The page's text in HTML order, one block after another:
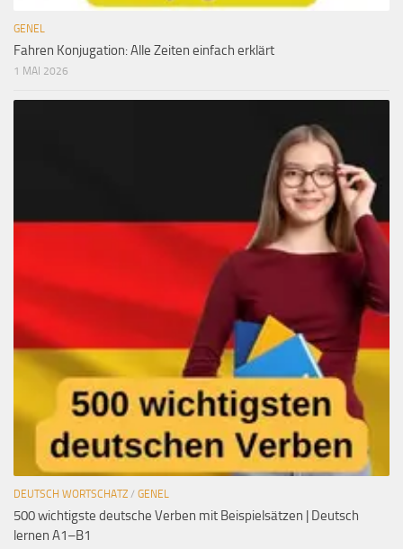
GENEL
Fahren Konjugation: Alle Zeiten einfach erklärt
1 MAI 2026
DEUTSCH WORTSCHATZ / GENEL
500 wichtigste deutsche Verben mit Beispielsätzen | Deutsch
lernen A1–B1